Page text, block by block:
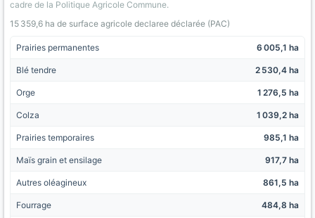
cadre de la Politique Agricole Commune.
15 359,6 ha de surface agricole declaree déclarée (PAC)
Prairies permanentes 6 005,1 ha
Blé tendre 2 530,4 ha
Orge 1 276,5 ha
Colza 1 039,2 ha
Prairies temporaires 985,1 ha
Maïs grain et ensilage 917,7 ha
Autres oléagineux 861,5 ha
Fourrage 484,8 ha